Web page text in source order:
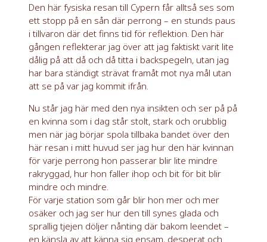
Den här fysiska resan till Cypern får alltså ses som
ett stopp på en sån där perrong – en stunds paus
i tillvaron där det finns tid för reflektion. Den här
gången reflekterar jag över att jag faktiskt varit lite
dålig på att då och då titta i backspegeln, utan jag
har bara ständigt strävat framåt mot nya mål utan
att se på var jag kommit ifrån.
Nu står jag här med den nya insikten och ser på på
en kvinna som i dag står stolt, stark och orubblig
men när jag börjar spola tillbaka bandet över den
här resan i mitt huvud ser jag hur den här kvinnan
för varje perrong hon passerar blir lite mindre
rakryggad, hur hon faller ihop och bit för bit blir
mindre och mindre.
För varje station som går blir hon mer och mer
osäker och jag ser hur den till synes glada och
sprallig tjejen döljer nånting där bakom leendet –
en känsla av att känna sig ensam, desperat och